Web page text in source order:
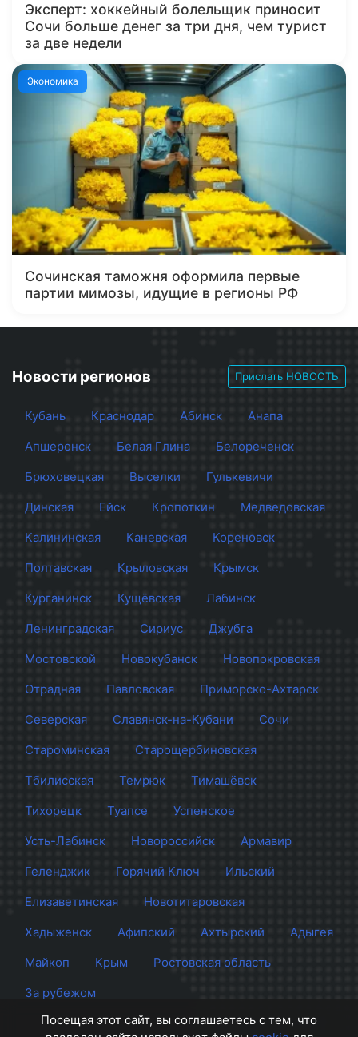
Эксперт: хоккейный болельщик приносит
Сочи больше денег за три дня, чем турист
за две недели
Экономика
Сочинская таможня оформила первые
партии мимозы, идущие в регионы РФ
Новости регионов Прислать НОВОСТЬ
Кубань Краснодар Абинск
Анапа
Апшеронск
Белая Глина
Белореченск
Брюховецкая
Выселки
Гулькевичи
Динская
Ейск Кропоткин
Медведовская
Калининская
Каневская
Кореновск
Полтавская
Крыловская
Крымск
Курганинск
Кущёвская
Лабинск
Ленинградская
Сириус
Джубга
Мостовской
Новокубанск
Новопокровская
Отрадная
Павловская
Приморско-Ахтарск
Северская
Славянск-на-Кубани
Сочи
Староминская
Старощербиновская
Тбилисская
Темрюк
Тимашёвск
Тихорецк
Туапсе
Успенское
Усть-Лабинск
Новороссийск
Армавир
Геленджик
Горячий Ключ
Ильский
Елизаветинская
Новотитаровская
Хадыженск
Афипский Ахтырский
Адыгея
Майкоп
Крым
Ростовская область
За рубежом
Посещая этот сайт, вы соглашаетесь с тем, что